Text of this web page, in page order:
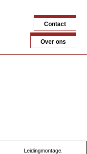
Contact
Over ons
Leidingmontage.